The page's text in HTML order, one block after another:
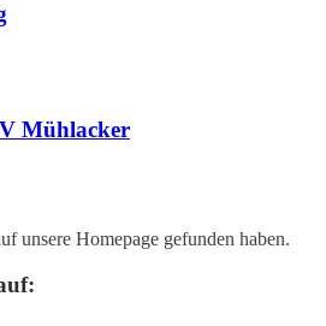
Mühlacker
unsere Homepage gefunden haben.